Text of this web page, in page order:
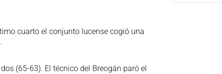
cuarto el conjunto lucense cogió una
.
(65-63). El técnico del Breogán paró el